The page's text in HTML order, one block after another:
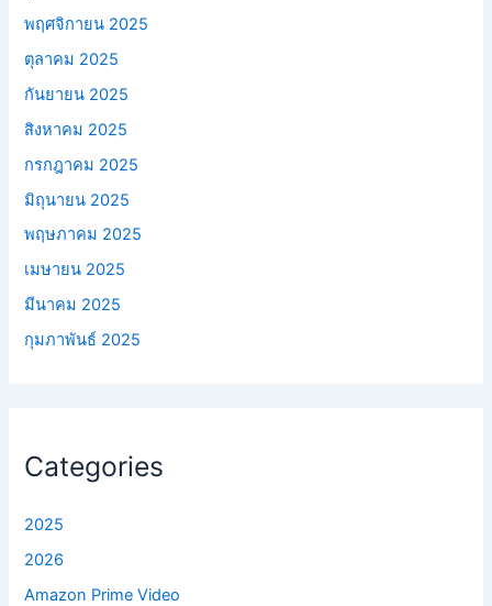
พฤศจิกายน 2025
ตุลาคม 2025
กันยายน 2025
สิงหาคม 2025
กรกฎาคม 2025
มิถุนายน 2025
พฤษภาคม 2025
เมษายน 2025
มีนาคม 2025
กุมภาพันธ์ 2025
Categories
2025
2026
Amazon Prime Video